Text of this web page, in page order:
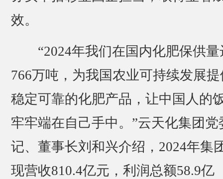
效。
“2024年我们在国内化肥保供量
766万吨，为我国农业可持续发展提
稳定可靠的化肥产品，让中国人的
牢牢端在自己手中。”云天化集团党
记、董事长刘和兴介绍，2024年集
现营收810.4亿元，利润总额58.9亿